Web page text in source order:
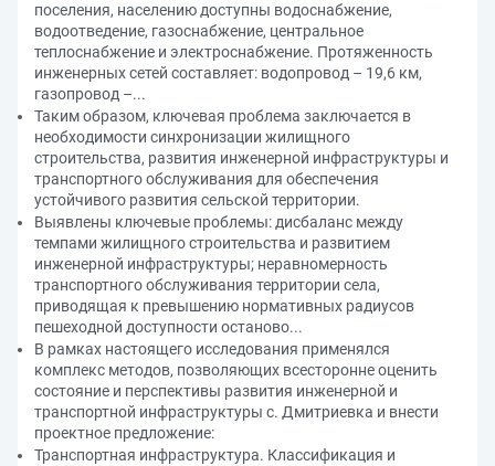
поселения, населению доступны водоснабжение,
водоотведение, газоснабжение, центральное
теплоснабжение и электроснабжение. Протяженность
инженерных сетей составляет: водопровод – 19,6 км,
газопровод –...
Таким образом, ключевая проблема заключается в
необходимости синхронизации жилищного
строительства, развития инженерной инфраструктуры и
транспортного обслуживания для обеспечения
устойчивого развития сельской территории.
Выявлены ключевые проблемы: дисбаланс между
темпами жилищного строительства и развитием
инженерной инфраструктуры; неравномерность
транспортного обслуживания территории села,
приводящая к превышению нормативных радиусов
пешеходной доступности останово...
В рамках настоящего исследования применялся
комплекс методов, позволяющих всесторонне оценить
состояние и перспективы развития инженерной и
транспортной инфраструктуры с. Дмитриевка и внести
проектное предложение:
Транспортная инфраструктура. Классификация и